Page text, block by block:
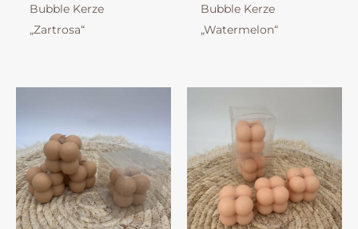
Bubble Kerze
„Zartrosa“
Bubble Kerze
„Watermelon“